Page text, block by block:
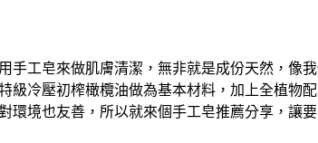
手工皂來做肌膚清潔，無非就是成份天然，像
級冷壓初榨橄欖油做為基本材料，加上全植物
環境也友善，所以就來個手工皂推薦分享，讓